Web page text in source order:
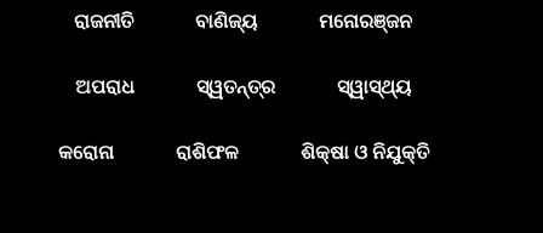
ରାଜନୀତି ବାଣିଜ୍ୟ ମନୋରଞ୍ଜନ
ଅପରାଧ ସ୍ୱତନ୍ତ୍ର ସ୍ୱାସ୍ଥ୍ୟ
କରୋନା ରାଶିଫଳ ଶିକ୍ଷା ଓ ନିଯୁକ୍ତି